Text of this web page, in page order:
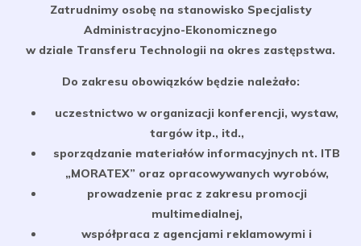
Zatrudnimy osobę na stanowisko Specjalisty
Administracyjno-Ekonomicznego
w dziale Transferu Technologii na okres zastępstwa.
Do zakresu obowiązków będzie należało:
uczestnictwo w organizacji konferencji, wystaw,
targów itp., itd.,
sporządzanie materiałów informacyjnych nt. ITB
„MORATEX” oraz opracowywanych wyrobów,
prowadzenie prac z zakresu promocji
multimedialnej,
współpraca z agencjami reklamowymi i